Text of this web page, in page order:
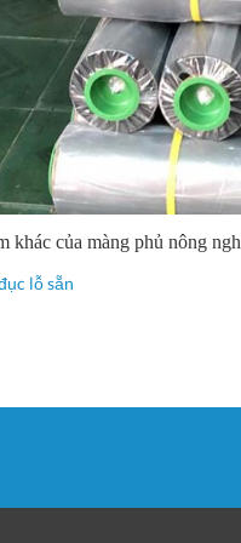
khác của màng phủ nông
lỗ sẵn